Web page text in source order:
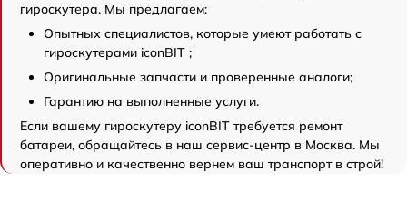
гироскутера. Мы предлагаем:
Опытных специалистов, которые умеют работать с
гироскутерами iconBIT ;
Оригинальные запчасти и проверенные аналоги;
Гарантию на выполненные услуги.
Если вашему гироскутеру iconBIT требуется ремонт
батареи, обращайтесь в наш сервис-центр в Москва. Мы
оперативно и качественно вернем ваш транспорт в строй!